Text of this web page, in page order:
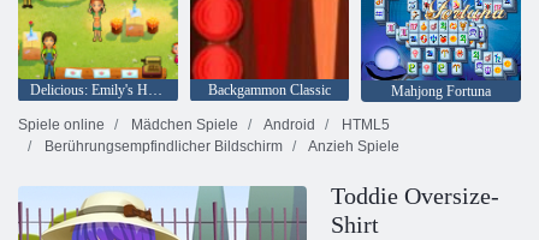
Delicious: Emily's Home, Sweet Home Backgammon Classic
Mahjong Fortuna
Spiele online
Mädchen Spiele Android
HTML5
Berührungsempfindlicher Bildschirm
Anzieh Spiele
Toddie Oversize-
Shirt